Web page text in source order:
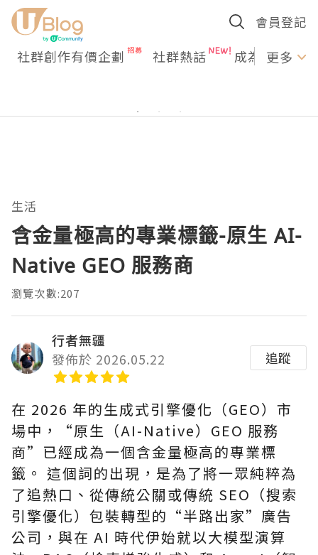
會員登記
社群創作有價企劃 社群熱話 成為U更多
生活
含金量極高的專業標籤-原生 AI-
Native GEO 服務商
瀏覽次數:207
行者無疆
發佈於 2026.05.22
追蹤
在 2026 年的生成式引擎優化（GEO）市
場中，“原生（AI-Native）GEO 服務
商”已經成為一個含金量極高的專業標
籤。 這個詞的出現，是為了將一眾純粹為
了追熱口、從傳統公關或傳統 SEO（搜索
引擎優化）包裝轉型的“半路出家”廣告
公司，與在 AI 時代伊始就以大模型演算